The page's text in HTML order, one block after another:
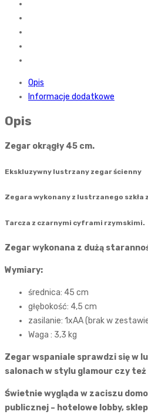
Opis
Informacje dodatkowe
Opis
Zegar okrągły 45 cm.
Ekskluzywny lustrzany zegar ścienny
Zegara wykonany z lustrzanego
Tarcza z czarnymi cyframi rzymskimi.
Zegar wykonana z dużą
Wymiary:
średnica: 45 cm
głębokość: 4,5 cm
zasilanie: 1xAA (brak w
Waga : 3,3 kg
Zegar wspaniale sprawdzi się w
salonach w stylu glamour czy też
Świetnie wygląda w zaciszu
publicznej – hotelowe lobby,